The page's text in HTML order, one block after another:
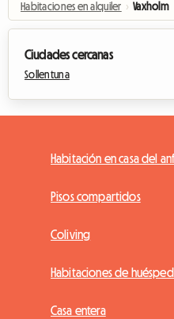
Habitaciones en alquiler › Vaxholm
Ciudades cercanas
Sollentuna
Habitación en casa del
Pisos compartidos
Coliving
Habitaciones de
Casa entera